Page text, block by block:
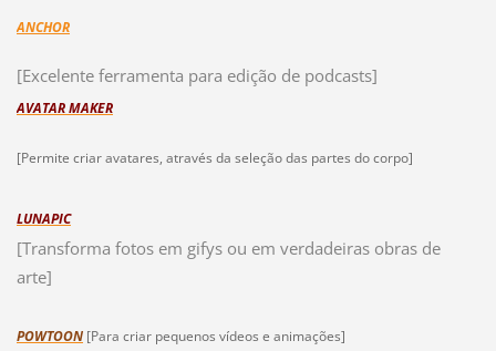
ANCHOR
[Excelente ferramenta para edição de podcasts]
AVATAR MAKER
[Permite criar avatares, através da seleção das partes do corpo]
LUNAPIC
[Transforma fotos em gifys ou em verdadeiras obras de
arte]
POWTOON[Para criar pequenos vídeos e animações]